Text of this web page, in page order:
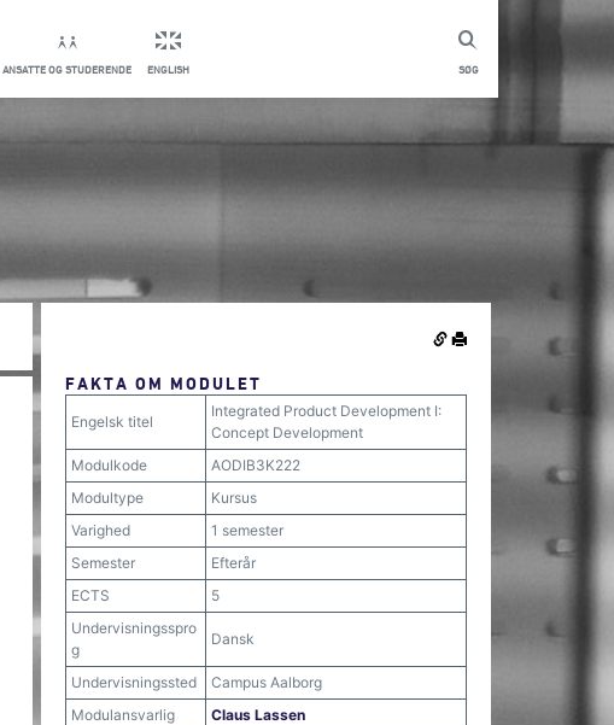
SØG
ANSATTE OG STUDERENDE ENGLISH
FAKTA OM MODULET
Engelsk titel
Integrated Product Development I:
Concept Development
Modulkode
AODIB3K222
Modultype
Kursus
Varighed
1 semester
Semester
Efterår
ECTS
5
Undervisningsspro
g
Dansk
Undervisningssted
Campus Aalborg
Modulansvarlig
Claus Lassen